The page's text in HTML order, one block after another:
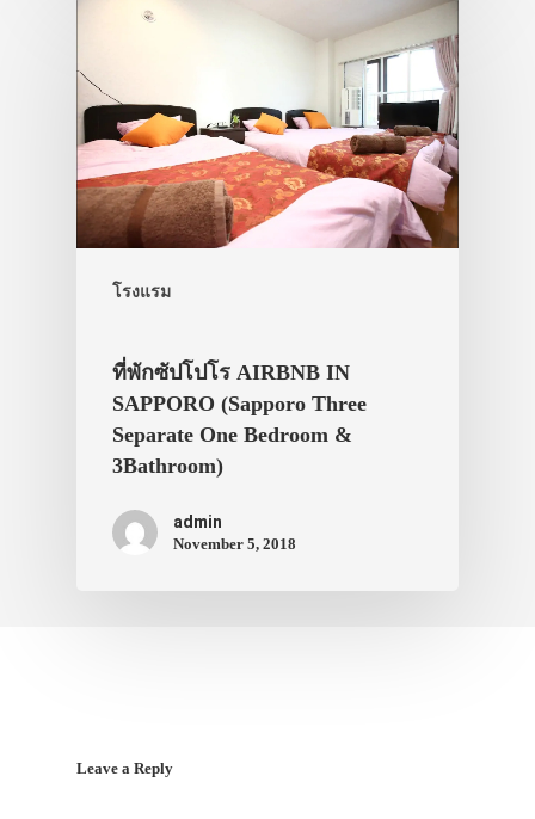
โรงแรม
ที่พักซัปโปโร AIRBNB IN
SAPPORO (Sapporo Three
Separate One Bedroom &
3Bathroom)
admin
November 5, 2018
Leave a Reply